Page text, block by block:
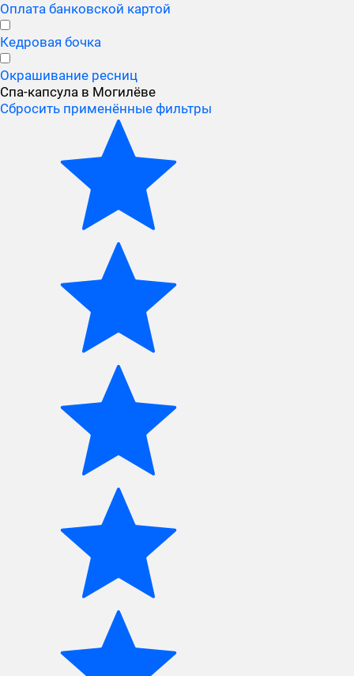
Оплата банковской картой
Кедровая бочка
Окрашивание ресниц
Спа-капсула в Могилёве
Сбросить применённые фильтры